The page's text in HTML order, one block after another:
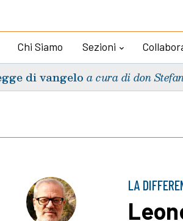
Chi Siamo Sezioni
di vangelo a cura di don
LA